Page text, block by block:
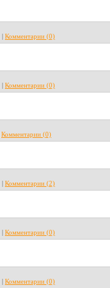
| Комментарии (0)
| Комментарии (0)
Комментарии (0)
| Комментарии (2)
| Комментарии (0)
| Комментарии (0)